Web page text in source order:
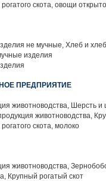
скота, овощи
не мучные, Хлеб и
изделия
ПРЕДПРИЯТИЕ
животноводства, Шерсть и
животноводства,
скота, молоко
животноводства,
Крупный рогатый скот